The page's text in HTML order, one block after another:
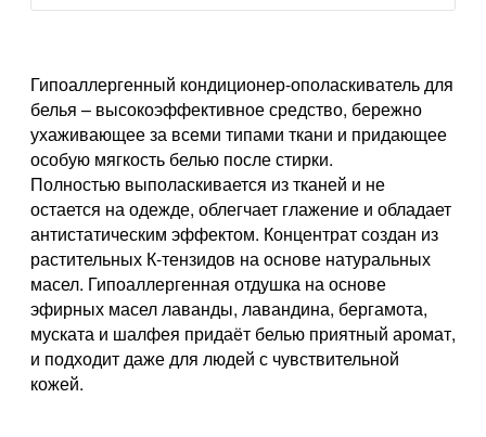
Гипоаллергенный кондиционер-ополаскиватель для
белья – высокоэффективное средство, бережно
ухаживающее за всеми типами ткани и придающее
особую мягкость белью после стирки.
Полностью выполаскивается из тканей и не
остается на одежде, облегчает глажение и обладает
антистатическим эффектом. Концентрат создан из
растительных К-тензидов на основе натуральных
масел. Гипоаллергенная отдушка на основе
эфирных масел лаванды, лавандина, бергамота,
муската и шалфея придаёт белью приятный аромат,
и подходит даже для людей с чувствительной
кожей.